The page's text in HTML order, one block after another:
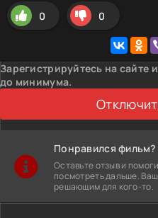
0 0
Зарегистрируйтесь на сайте
до минимума.
Оставьте отзыв и
посмотреть дальше.
решающим для кого-то.